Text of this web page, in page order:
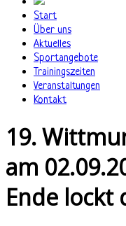
Start
Über uns
Aktuelles
Sportangebote
Trainingszeiten
Veranstaltungen
Kontakt
19.
am
Ende lockt